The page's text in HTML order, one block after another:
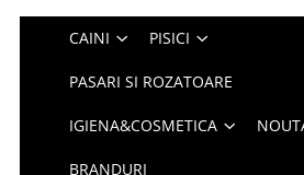
CAINI PISICI
PASARI SI ROZATOARE
IGIENA&COSMETICA
BRANDURI